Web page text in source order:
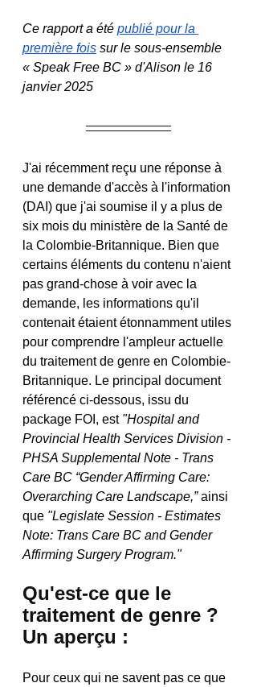
Ce rapport a été publié pour la
première fois sur le sous-ensemble
« Speak Free BC » d'Alison le 16
janvier 2025
J'ai récemment reçu une réponse à
une demande d'accès à l'information
(DAI) que j'ai soumise il y a plus de
six mois du ministère de la Santé de
la Colombie-Britannique. Bien que
certains éléments du contenu n'aient
pas grand-chose à voir avec la
demande, les informations qu'il
contenait étaient étonnamment utiles
pour comprendre l'ampleur actuelle
du traitement de genre en Colombie-
Britannique. Le principal document
référencé ci-dessous, issu du
package FOI, est "Hospital and
Provincial Health Services Division -
PHSA Supplemental Note - Trans
Care BC “Gender Affirming Care:
Overarching Care Landscape,” ainsi
que "Legislate Session - Estimates
Note: Trans Care BC and Gender
Affirming Surgery Program."
Qu'est-ce que le
traitement de genre ?
Un aperçu :
Pour ceux qui ne savent pas ce que